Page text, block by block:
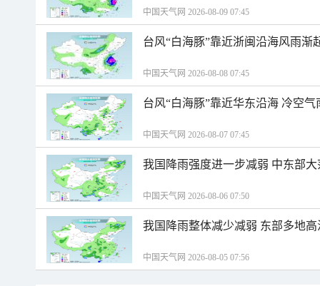
中国天气网 2026-08-09 07:45
台风“白海豚”靠近浙闽沿海风雨渐
中国天气网 2026-08-08 07:45
台风“白海豚”靠近华东沿海 冷空
中国天气网 2026-08-07 07:45
我国降雨强度进一步减弱 中东部
中国天气网 2026-08-06 07:50
我国降雨整体减少减弱 东部多地
中国天气网 2026-08-05 07:56